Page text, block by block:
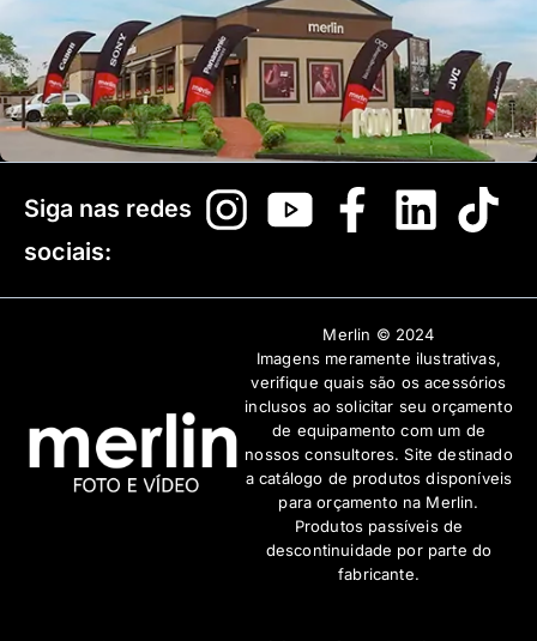
Siga nas redes
sociais:
Merlin © 2024
Imagens meramente ilustrativas,
verifique quais são os acessórios
inclusos ao solicitar seu orçamento
de equipamento com um de
nossos consultores. Site destinado
a catálogo de produtos disponíveis
para orçamento na Merlin.
Produtos passíveis de
descontinuidade por parte do
fabricante.